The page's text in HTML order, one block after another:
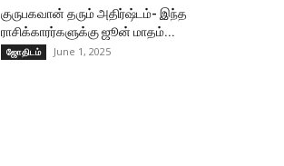
குருபகவான் தரும் அதிர்ஷ்டம்- இந்த
ராசிக்காரர்களுக்கு ஜூன் மாதம்...
ஜோதிடம் June 1, 2025